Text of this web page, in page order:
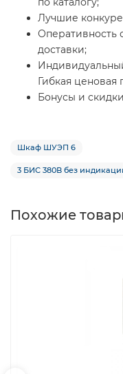
Лучшие
Оперативность
доставки;
Гибкая ценовая
Бонусы и
Шкаф ШУЭП 6
3 БИС 380В без
Похожие